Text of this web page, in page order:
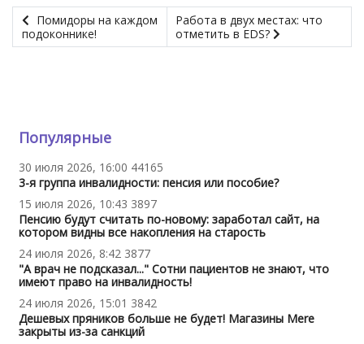
Помидоры на каждом
подоконнике!
Работа в двух местах: что
отметить в EDS?
Популярные
30 июля 2026, 16:00 44165
3-я группа инвалидности: пенсия или пособие?
15 июля 2026, 10:43 3897
Пенсию будут считать по-новому: заработал сайт, на
котором видны все накопления на старость
24 июля 2026, 8:42 3877
"А врач не подсказал..." Сотни пациентов не знают, что
имеют право на инвалидность!
24 июля 2026, 15:01 3842
Дешевых пряников больше не будет! Магазины Mere
закрыты из-за санкций